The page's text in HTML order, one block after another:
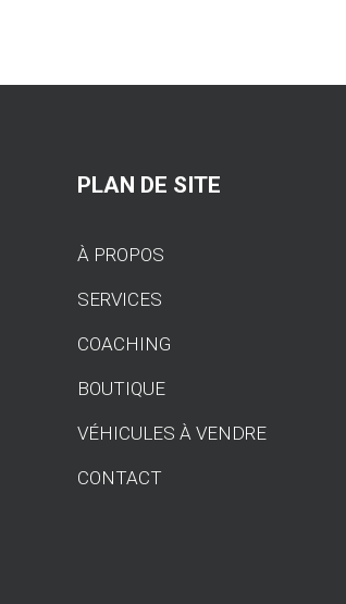
PLAN DE SITE
À PROPOS
SERVICES
COACHING
BOUTIQUE
VÉHICULES À VENDRE
CONTACT